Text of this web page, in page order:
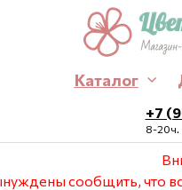
Каталог
+7
8-20ч.
сообщить, что